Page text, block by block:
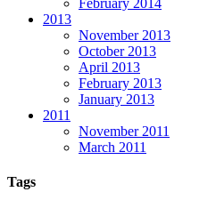
February 2014
2013
November 2013
October 2013
April 2013
February 2013
January 2013
2011
November 2011
March 2011
Tags